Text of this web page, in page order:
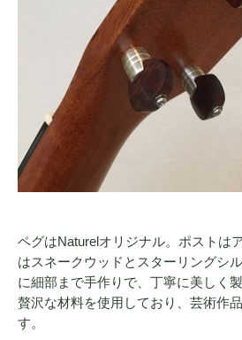
ペグはNaturelオリジナル。ポストは
はスネークウッドとスターリングシ
に細部まで手作りで、丁寧に美しく
贅沢な材料を使用しており、芸術作
す。